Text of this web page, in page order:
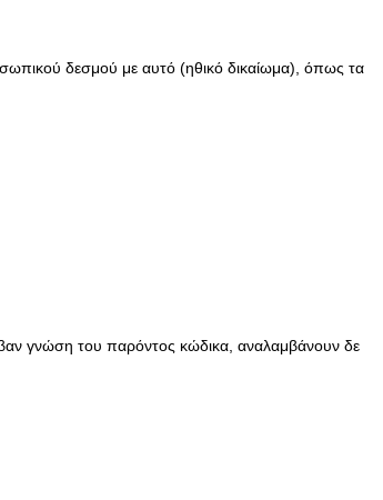
δεσμού με αυτό (ηθικό δικαίωμα), όπως τα
γνώση του παρόντος κώδικα, αναλαμβάνουν δε